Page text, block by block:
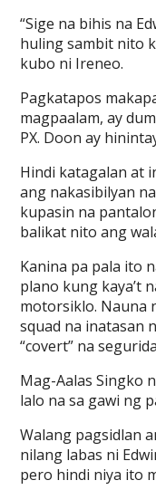
“Sige na bihis na
huling sambit nito
kubo ni Ireneo.
Pagkatapos
magpaalam, ay
PX. Doon ay
Hindi katagalan at
ang nakasibilyan
kupasin na
balikat nito ang
Kanina pa pala ito
plano kung kaya’t
motorsiklo. Nauna
squad na inatasan
“covert” na
Mag-Aalas Singko
lalo na sa gawi ng
Walang pagsidlan
nilang labas ni
pero hindi niya ito